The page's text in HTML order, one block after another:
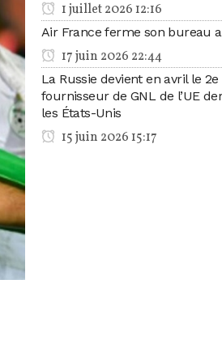
1 juillet 2026 12:16
Air France ferme son bureau
17 juin 2026 22:44
La Russie devient en avril le 2e
fournisseur de GNL de l’UE
les États-Unis
15 juin 2026 15:17